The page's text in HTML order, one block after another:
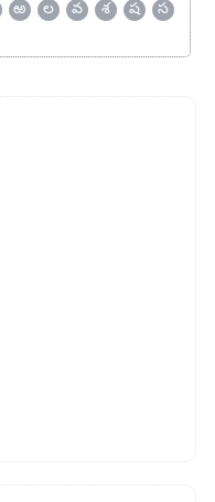
ఱ ల వ శ ష
స